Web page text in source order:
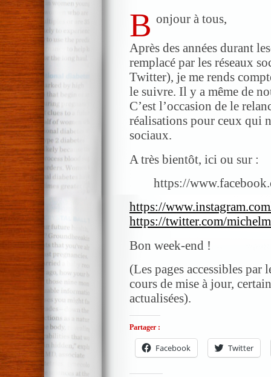
B onjour à tous,
Après des années durant
remplacé par les réseaux
Twitter), je me rends
le suivre. Il y a même de
C’est l’occasion de le
réalisations pour ceux qui
sociaux.
A très bientôt, ici ou sur :
https://
https://
https://twitter.com/
Bon week-end !
(Les pages accessibles par
cours de mise à jour,
actualisées).
Partager :
Facebook Twitter